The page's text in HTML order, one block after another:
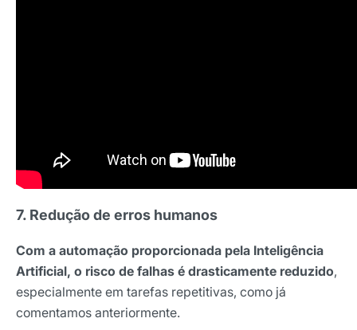
7. Redução de erros humanos
Com a automação proporcionada pela Inteligência
Artificial, o risco de falhas é drasticamente reduzido,
especialmente em tarefas repetitivas, como já
comentamos anteriormente.